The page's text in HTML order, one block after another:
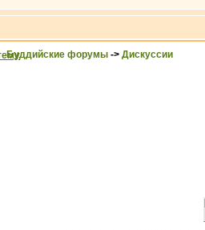
Буддийские форумы -> Дискуссии